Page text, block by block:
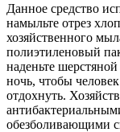
Данное средство
намыльте отрез
хозяйственного
полиэтиленовый
наденьте
ночь, чтобы
отдохнуть.
обезболивающими